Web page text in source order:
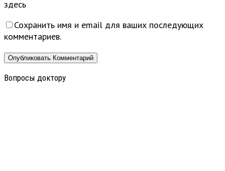
здесь
Сохранить имя и email для ваших последующих
комментариев.
Вопросы доктору